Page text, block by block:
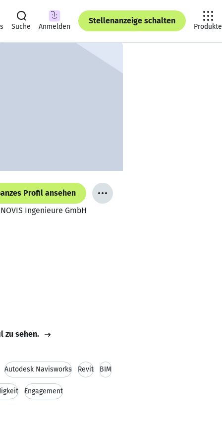
Suche Anmelden
Stellenanzeige schalten
Produkte
Profil ansehen
Ingenieure GmbH
zu sehen.
Autodesk Navisworks Revit BIM
Engagement